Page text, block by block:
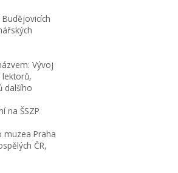
Vývoj
lektorů,
dalšího
na ŠSZP
muzea Praha
ČR,